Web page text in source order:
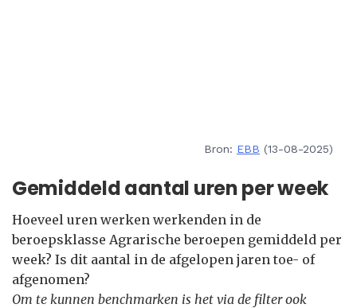
Bron: EBB (13-08-2025)
Gemiddeld aantal uren per week
Hoeveel uren werken werkenden in de
beroepsklasse Agrarische beroepen gemiddeld per
week? Is dit aantal in de afgelopen jaren toe- of
afgenomen?
Om te kunnen benchmarken is het via de filter ook